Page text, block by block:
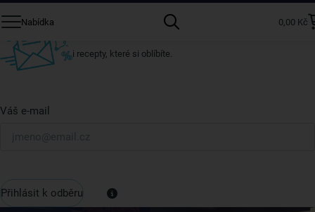
Nabídka 0,00 Kč
Přihlaste se k odběru našeho newsletteru.
i recepty, které si oblíbíte.
Váš e-mail
Přihlásit k odběru